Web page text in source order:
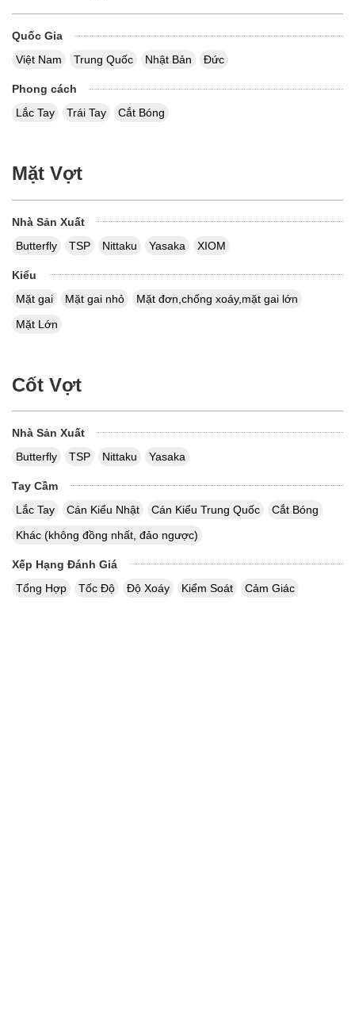
Quốc Gia
Việt Nam
Trung Quốc Nhật Bản Đức
Phong cách
Lắc Tay
Trái Tay Cắt Bóng
Mặt Vợt
Nhà Sản Xuất
Butterfly
TSP Nittaku Yasaka XIOM
Kiểu
Mặt gai
Mặt gai nhỏ
Mặt đơn,chống xoáy,mặt gai lớn
Mặt Lớn
Cốt Vợt
Nhà Sản Xuất
Butterfly
TSP Nittaku Yasaka
Tay Cầm
Lắc Tay
Cán Kiểu Nhật Cán Kiểu Trung Quốc
Cắt Bóng
Khác (không đồng nhất, đảo ngược)
Xếp Hạng Đánh Giá
Tổng Hợp
Tốc Độ Độ Xoáy Kiểm Soát Cảm Giác